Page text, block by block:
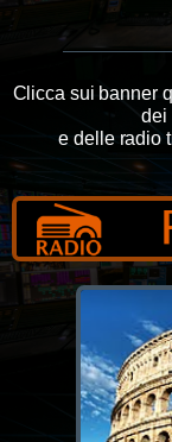
Clicca sui banner
dei
e delle radio